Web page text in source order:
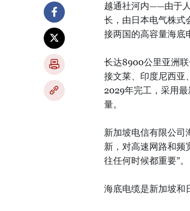
越通社河内——由于
长，由日本电气株式
接两国的高容量海底
长达8900公里亚洲
接文莱、印度尼西亚
2029年完工，采用
量。
新加坡电信有限公司
新，对高速网路和频
往任何时候都重要”。
海底电缆是新加坡和